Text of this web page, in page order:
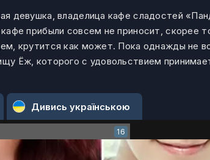
девушка, владелица кафе сладостей
кафе прибыли совсем не приносит,
крутится как может. Пока однажды не
Ёж, которого с удовольствием
Дивись українською
16